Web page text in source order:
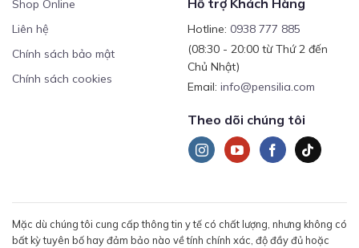
Shop Online
Liên hệ
Chính sách bảo mật
Chính sách cookies
Hỗ trợ Khách Hàng
Hotline: 0938 777 885
(08:30 - 20:00 từ Thứ 2 đến
Chủ Nhật)
Email: info@pensilia.com
Theo dõi chúng tôi
Mặc dù chúng tôi cung cấp thông tin y tế có chất lượng, nhưng không có
bất kỳ tuyên bố hay đảm bảo nào về tính chính xác, độ đầy đủ hoặc